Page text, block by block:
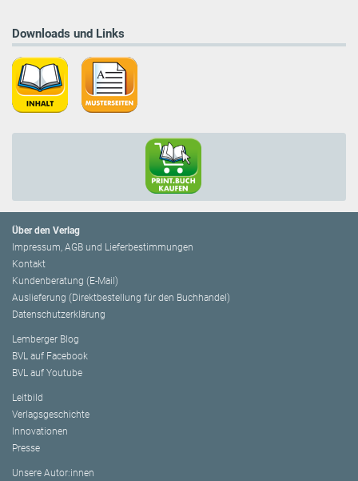
Downloads und Links
Über den Verlag
Impressum, AGB und Lieferbestimmungen
Kontakt
Kundenberatung (E-Mail)
Auslieferung (Direktbestellung für den Buchhandel)
Datenschutzerklärung
Lemberger Blog
BVL auf Facebook
BVL auf Youtube
Leitbild
Verlagsgeschichte
Innovationen
Presse
Unsere Autor:innen